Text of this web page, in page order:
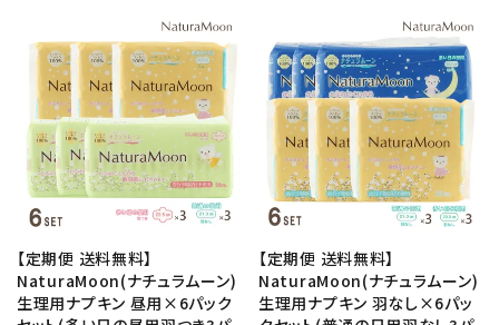
【定期便 送料無料】
NaturaMoon(ナチュラムーン)
生理用ナプキン 昼用×6パック
【定期便 送料無料】
NaturaMoon(ナチュラムーン)
生理用ナプキン 羽なし×6パッ